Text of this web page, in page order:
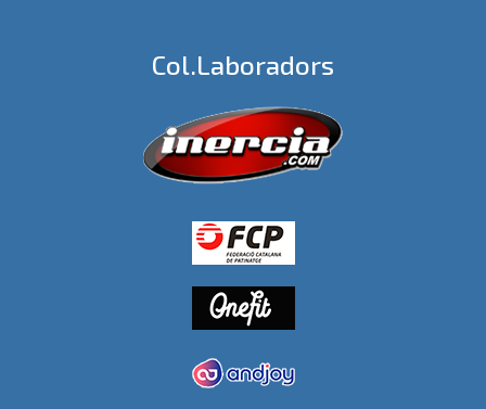
Col.laboradors